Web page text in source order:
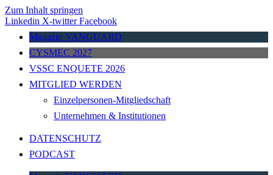
Zum Inhalt springen
Linkedin X-twitter Facebook
Magazin VANGUARD
CYSMEC 2027
VSSC ENQUETE 2026
MITGLIED WERDEN
Einzelpersonen-Mitgliedschaft
Unternehmen & Institutionen
DATENSCHUTZ
PODCAST